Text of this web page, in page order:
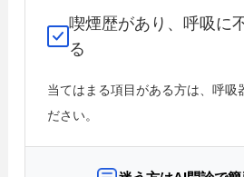
喫煙歴があり、呼吸に
る
当てはまる項目がある方は、呼吸
ださい。